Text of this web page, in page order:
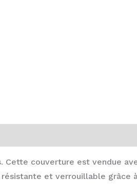
Cette couverture est vendue
et verrouillable grâce